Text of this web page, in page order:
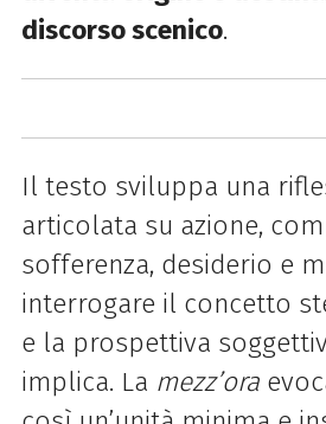
discorso scenico.
Il testo sviluppa una
articolata su azione,
sofferenza, desiderio e
interrogare il concetto
e la prospettiva
implica. La mezz’ora